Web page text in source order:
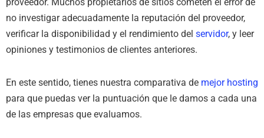
proveedor. Muchos propietarios de sitios cometen el error de
no investigar adecuadamente la reputación del proveedor,
verificar la disponibilidad y el rendimiento del servidor, y leer
opiniones y testimonios de clientes anteriores.
En este sentido, tienes nuestra comparativa de mejor hosting
para que puedas ver la puntuación que le damos a cada una
de las empresas que evaluamos.